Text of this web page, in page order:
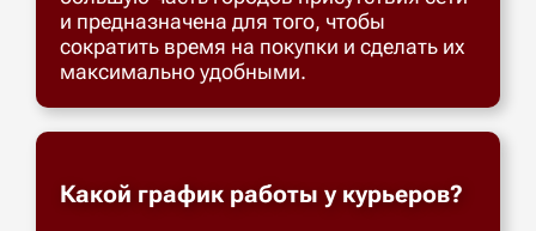
и предназначена для того, чтобы
сократить время на покупки и сделать их
максимально удобными.
Какой график работы у курьеров?